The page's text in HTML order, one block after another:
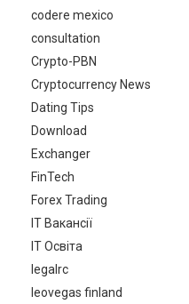
codere mexico
consultation
Crypto-PBN
Cryptocurrency News
Dating Tips
Download
Exchanger
FinTech
Forex Trading
IT Вакансії
IT Освіта
legalrc
leovegas finland